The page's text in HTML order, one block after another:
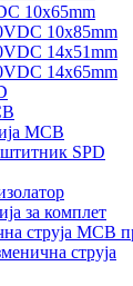
10x65mm
10x85mm
14x51mm
14x65mm
MCB
SPD
за комплет
струја MCB
струја